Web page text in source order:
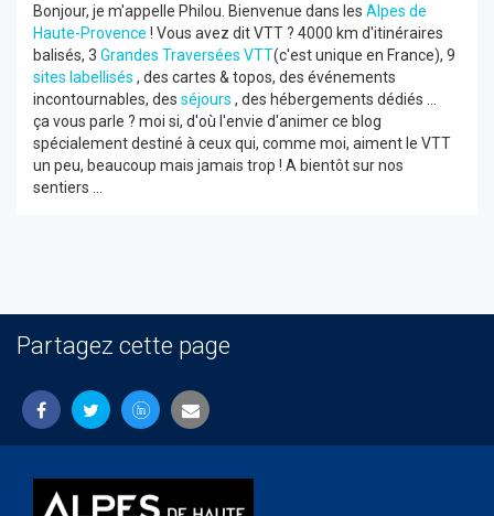
Bonjour, je m'appelle Philou. Bienvenue dans les Alpes de
Haute-Provence ! Vous avez dit VTT ? 4000 km d'itinéraires
balisés, 3 Grandes Traversées VTT(c'est unique en France), 9
sites labellisés , des cartes & topos, des événements
incontournables, des séjours , des hébergements dédiés ...
ça vous parle ? moi si, d'où l'envie d'animer ce blog
spécialement destiné à ceux qui, comme moi, aiment le VTT
un peu, beaucoup mais jamais trop ! A bientôt sur nos
sentiers ...
Partagez cette page